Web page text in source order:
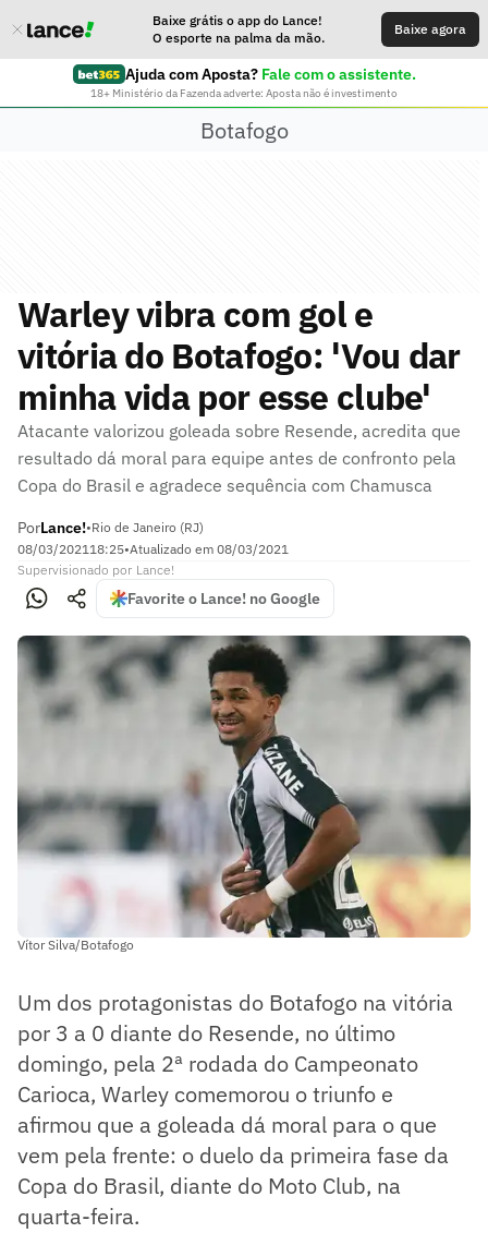
Baixe grátis o app do Lance!
O esporte na palma da mão.
Baixe agora
Ajuda com Aposta? Fale com o assistente.
18+ Ministério da Fazenda adverte: Aposta não é investimento
Botafogo
Warley vibra com gol e
vitória do Botafogo: 'Vou dar
minha vida por esse clube'
Atacante valorizou goleada sobre Resende, acredita que
resultado dá moral para equipe antes de confronto pela
Copa do Brasil e agradece sequência com Chamusca
PorLance!•Rio de Janeiro (RJ)
08/03/202118:25•Atualizado em 08/03/2021
Supervisionado por Lance!
Favorite o Lance! no Google
Vítor Silva/Botafogo
Um dos protagonistas do Botafogo na vitória
por 3 a 0 diante do Resende, no último
domingo, pela 2ª rodada do Campeonato
Carioca, Warley comemorou o triunfo e
afirmou que a goleada dá moral para o que
vem pela frente: o duelo da primeira fase da
Copa do Brasil, diante do Moto Club, na
quarta-feira.